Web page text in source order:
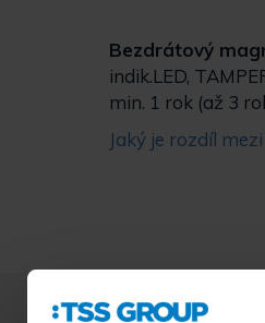
Bezdrátový
indik.LED,
min. 1 rok (až 3
Jaký je rozdíl